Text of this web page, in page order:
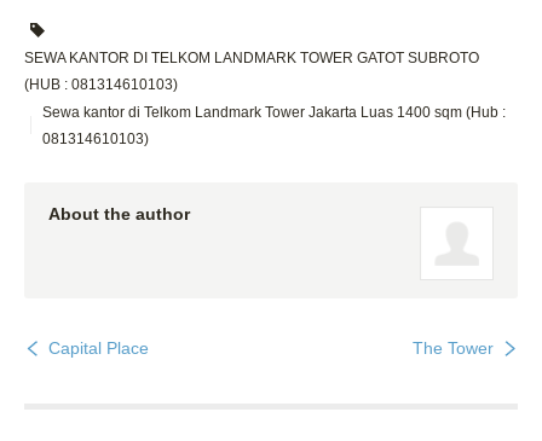
SEWA KANTOR DI TELKOM LANDMARK TOWER GATOT SUBROTO
(HUB : 081314610103)
Sewa kantor di Telkom Landmark Tower Jakarta Luas 1400 sqm (Hub :
081314610103)
About the author
Capital Place The Tower